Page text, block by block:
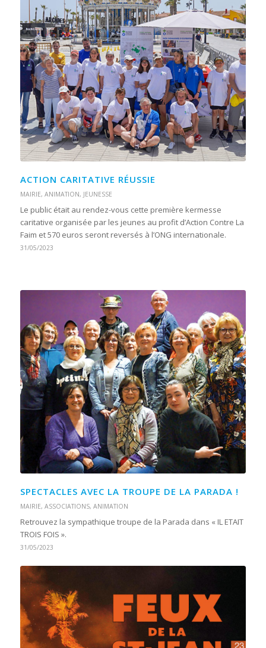
ACTION CARITATIVE RÉUSSIE
MAIRIE, ANIMATION, JEUNESSE
Le public était au rendez-vous cette première kermesse
caritative organisée par les jeunes au profit d’Action Contre La
Faim et 570 euros seront reversés à l’ONG internationale.
31/05/2023
SPECTACLES AVEC LA TROUPE DE LA PARADA !
MAIRIE, ASSOCIATIONS, ANIMATION
Retrouvez la sympathique troupe de la Parada dans « IL ETAIT
TROIS FOIS ».
31/05/2023